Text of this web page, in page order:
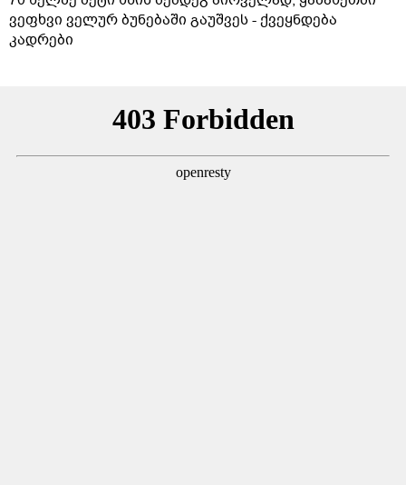
ვეფხვი ველურ ბუნებაში გაუშვეს - ქვეყნდება
კადრები